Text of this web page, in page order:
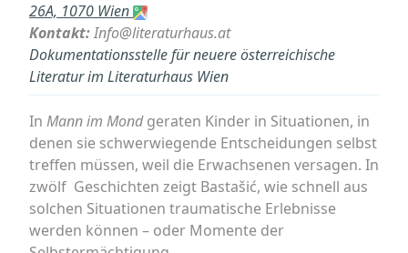
26A, 1070 Wien
Kontakt:Info@literaturhaus.at
Dokumentationsstelle für neuere österreichische
Literatur im Literaturhaus Wien
In Mann im Mondgeraten Kinder in Situationen, in
denen sie schwerwiegende Entscheidungen selbst
treffen müssen, weil die Erwachsenen versagen. In
zwölf Geschichten zeigt Bastašić, wie schnell aus
solchen Situationen traumatische Erlebnisse
werden können – oder Momente der